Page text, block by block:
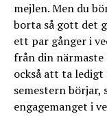
mejlen. Men du
borta så gott det
ett par gånger i
från din närmaste
också att ta
semestern
engagemanget i